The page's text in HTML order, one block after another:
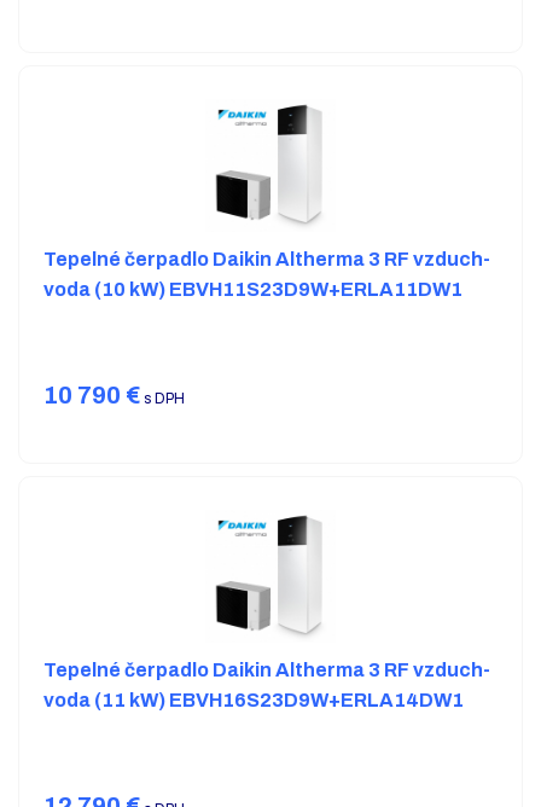
Tepelné čerpadlo Daikin Altherma 3 RF vzduch-
voda (10 kW) EBVH11S23D9W+ERLA11DW1
10 790 € s DPH
Tepelné čerpadlo Daikin Altherma 3 RF vzduch-
voda (11 kW) EBVH16S23D9W+ERLA14DW1